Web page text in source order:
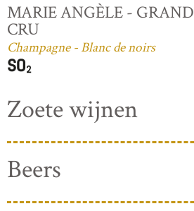
MARIE ANGÈLE - GRAND
CRU
Champagne - Blanc de noirs
Zoete wijnen
Beers